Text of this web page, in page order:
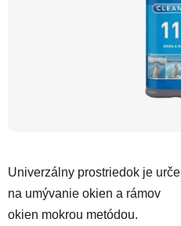
Univerzálny prostriedok je
na umývanie okien a rámov
okien mokrou metódou.